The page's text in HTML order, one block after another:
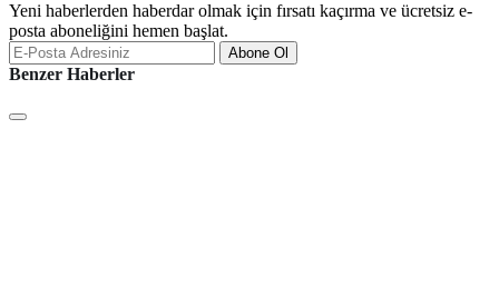
Yeni haberlerden haberdar olmak için fırsatı kaçırma ve ücretsiz e-
posta aboneliğini hemen başlat.
Abone Ol
Benzer Haberler